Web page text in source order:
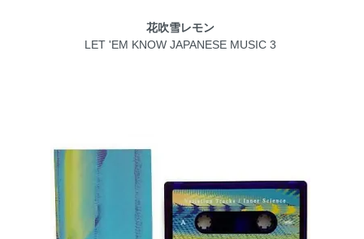
花吹雪レモン
LET 'EM KNOW JAPANESE MUSIC 3